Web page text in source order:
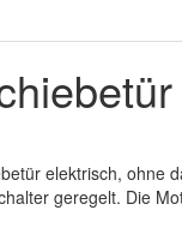
elektrisch, ohne
geregelt. Die